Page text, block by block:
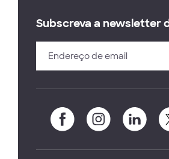
Subscreva a newsletter